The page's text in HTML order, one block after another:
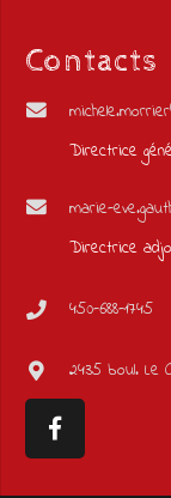
Contacts
Directrice
marie-
Directrice
450-688-1745
2435 boul. Le